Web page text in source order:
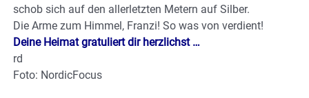
schob sich auf den allerletzten Metern auf Silber.
Die Arme zum Himmel, Franzi! So was von verdient!
Deine Heimat gratuliert dir herzlichst …
rd
Foto: NordicFocus